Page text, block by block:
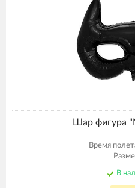
Шар фигура
Время
В